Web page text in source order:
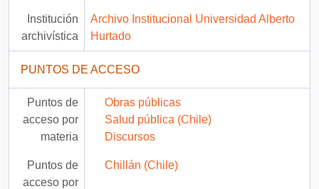
Institución
archivística
Archivo Institucional Universidad Alberto
Hurtado
PUNTOS DE ACCESO
Puntos de
acceso por
materia
Obras públicas
Salud pública (Chile)
Discursos
Puntos de
acceso por
Chillán (Chile)